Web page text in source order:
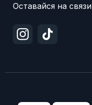
Оставайся на связи